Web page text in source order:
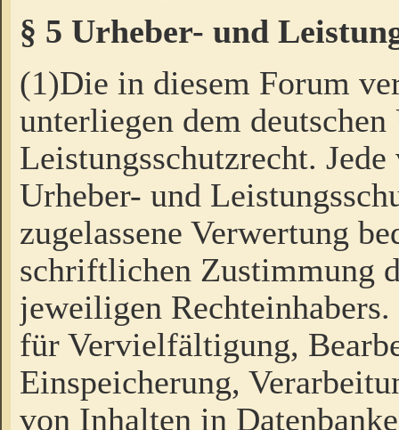
§ 5 Urheber- und
(1)Die in diesem Forum
unterliegen dem
Leistungsschutzrecht.
Urheber- und
zugelassene Verwertung
schriftlichen Zustimmung
jeweiligen
für Vervielfältigung,
Einspeicherung,
von Inhalten in